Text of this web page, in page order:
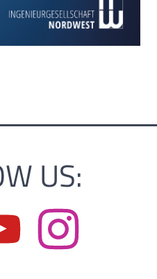
US: